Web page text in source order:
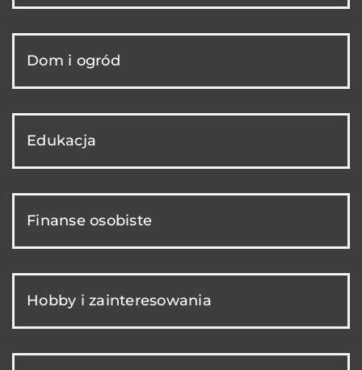
Dom i ogród
Edukacja
Finanse osobiste
Hobby i zainteresowania